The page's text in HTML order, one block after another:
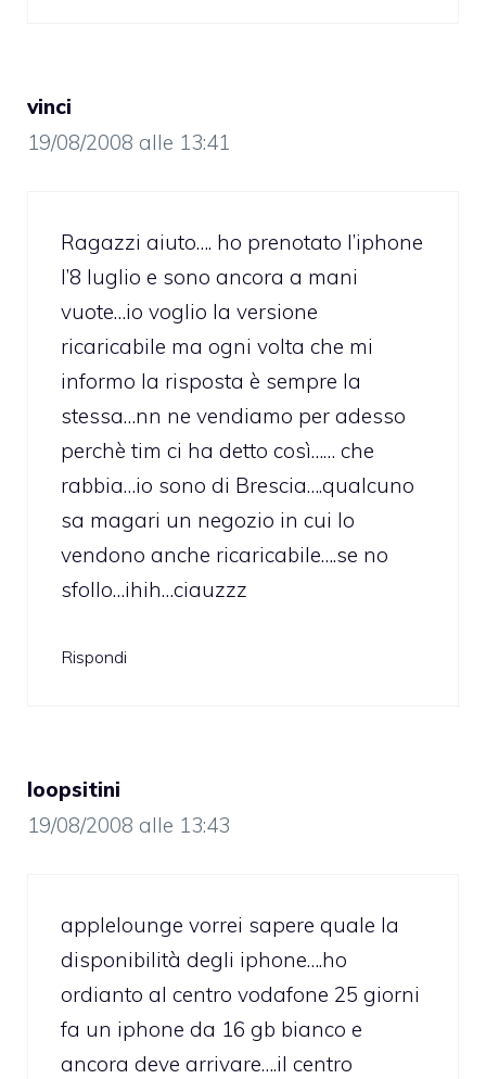
vinci
19/08/2008 alle 13:41
Ragazzi aiuto…. ho prenotato l’iphone
l’8 luglio e sono ancora a mani
vuote…io voglio la versione
ricaricabile ma ogni volta che mi
informo la risposta è sempre la
stessa…nn ne vendiamo per adesso
perchè tim ci ha detto così…… che
rabbia…io sono di Brescia….qualcuno
sa magari un negozio in cui lo
vendono anche ricaricabile….se no
sfollo…ihih…ciauzzz
Rispondi
loopsitini
19/08/2008 alle 13:43
applelounge vorrei sapere quale la
disponibilità degli iphone….ho
ordianto al centro vodafone 25 giorni
fa un iphone da 16 gb bianco e
ancora deve arrivare….il centro